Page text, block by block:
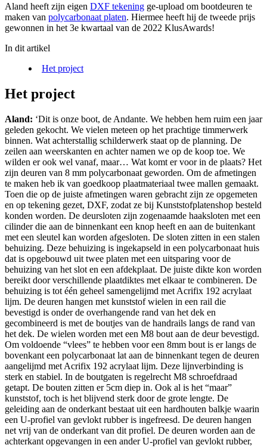
Aland heeft zijn eigen DXF tekening ge-upload om bootdeuren te
maken van polycarbonaat platen. Hiermee heeft hij de tweede prijs
gewonnen in het 3e kwartaal van de 2022 KlusAwards!
In dit artikel
Het project
Het project
Aland: ‘Dit is onze boot, de Andante. We hebben hem ruim een jaar
geleden gekocht. We vielen meteen op het prachtige timmerwerk
binnen. Wat achterstallig schilderwerk staat op de planning. De
zeilen aan weerskanten en achter namen we op de koop toe. We
wilden er ook wel vanaf, maar… Wat komt er voor in de plaats? Het
zijn deuren van 8 mm polycarbonaat geworden. Om de afmetingen
te maken heb ik van goedkoop plaatmateriaal twee mallen gemaakt.
Toen die op de juiste afmetingen waren gebracht zijn ze opgemeten
en op tekening gezet, DXF, zodat ze bij Kunststofplatenshop besteld
konden worden. De deursloten zijn zogenaamde haaksloten met een
cilinder die aan de binnenkant een knop heeft en aan de buitenkant
met een sleutel kan worden afgesloten. De sloten zitten in een stalen
behuizing. Deze behuizing is ingekapseld in een polycarbonaat huis
dat is opgebouwd uit twee platen met een uitsparing voor de
behuizing van het slot en een afdekplaat. De juiste dikte kon worden
bereikt door verschillende plaatdiktes met elkaar te combineren. De
behuizing is tot één geheel samengelijmd met Acrifix 192 acrylaat
lijm. De deuren hangen met kunststof wielen in een rail die
bevestigd is onder de overhangende rand van het dek en
gecombineerd is met de boutjes van de handrails langs de rand van
het dek. De wielen worden met een M8 bout aan de deur bevestigd.
Om voldoende “vlees” te hebben voor een 8mm bout is er langs de
bovenkant een polycarbonaat lat aan de binnenkant tegen de deuren
aangelijmd met Acrifix 192 acrylaat lijm. Deze lijnverbinding is
sterk en stabiel. In de boutgaten is regelrecht M8 schroefdraad
getapt. De bouten zitten er 5cm diep in. Ook al is het “maar”
kunststof, toch is het blijvend sterk door de grote lengte. De
geleiding aan de onderkant bestaat uit een hardhouten balkje waarin
een U-profiel van gevlokt rubber is ingefreesd. De deuren hangen
net vrij van de onderkant van dit profiel. De deuren worden aan de
achterkant opgevangen in een ander U-profiel van gevlokt rubber,